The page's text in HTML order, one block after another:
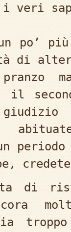
i veri
un po’
di
di